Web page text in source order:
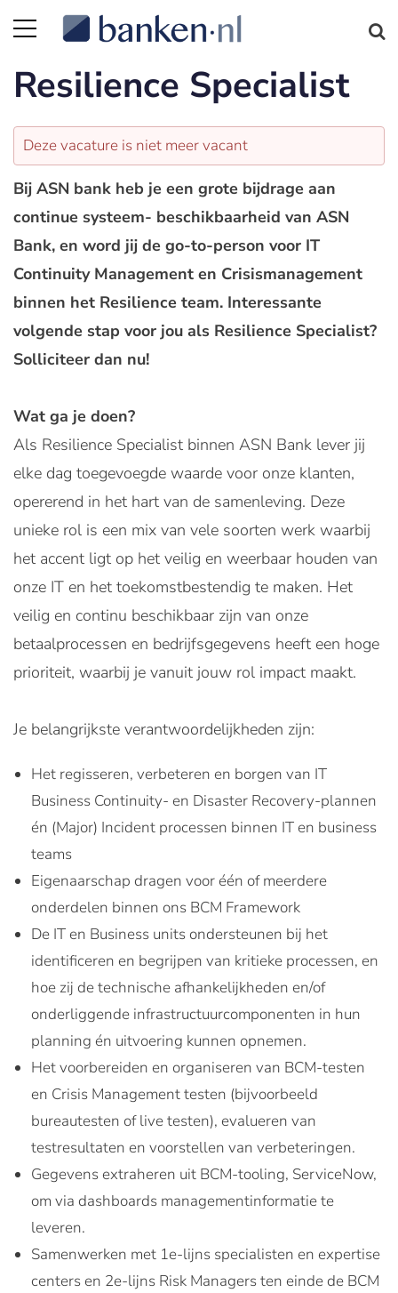
Resilience Specialist
Deze vacature is niet meer vacant
Bij ASN bank heb je een grote bijdrage aan
continue systeem- beschikbaarheid van ASN
Bank, en word jij de go-to-person voor IT
Continuity Management en Crisismanagement
binnen het Resilience team. Interessante
volgende stap voor jou als Resilience Specialist?
Solliciteer dan nu!
Wat ga je doen?
Als Resilience Specialist binnen ASN Bank lever jij
elke dag toegevoegde waarde voor onze klanten,
opererend in het hart van de samenleving. Deze
unieke rol is een mix van vele soorten werk waarbij
het accent ligt op het veilig en weerbaar houden van
onze IT en het toekomstbestendig te maken. Het
veilig en continu beschikbaar zijn van onze
betaalprocessen en bedrijfsgegevens heeft een hoge
prioriteit, waarbij je vanuit jouw rol impact maakt.
Je belangrijkste verantwoordelijkheden zijn:
Het regisseren, verbeteren en borgen van IT
Business Continuity- en Disaster Recovery-plannen
én (Major) Incident processen binnen IT en business
teams
Eigenaarschap dragen voor één of meerdere
onderdelen binnen ons BCM Framework
De IT en Business units ondersteunen bij het
identificeren en begrijpen van kritieke processen, en
hoe zij de technische afhankelijkheden en/of
onderliggende infrastructuurcomponenten in hun
planning én uitvoering kunnen opnemen.
Het voorbereiden en organiseren van BCM-testen
en Crisis Management testen (bijvoorbeeld
bureautesten of live testen), evalueren van
testresultaten en voorstellen van verbeteringen.
Gegevens extraheren uit BCM-tooling, ServiceNow,
om via dashboards managementinformatie te
leveren.
Samenwerken met 1e-lijns specialisten en expertise
centers en 2e-lijns Risk Managers ten einde de BCM